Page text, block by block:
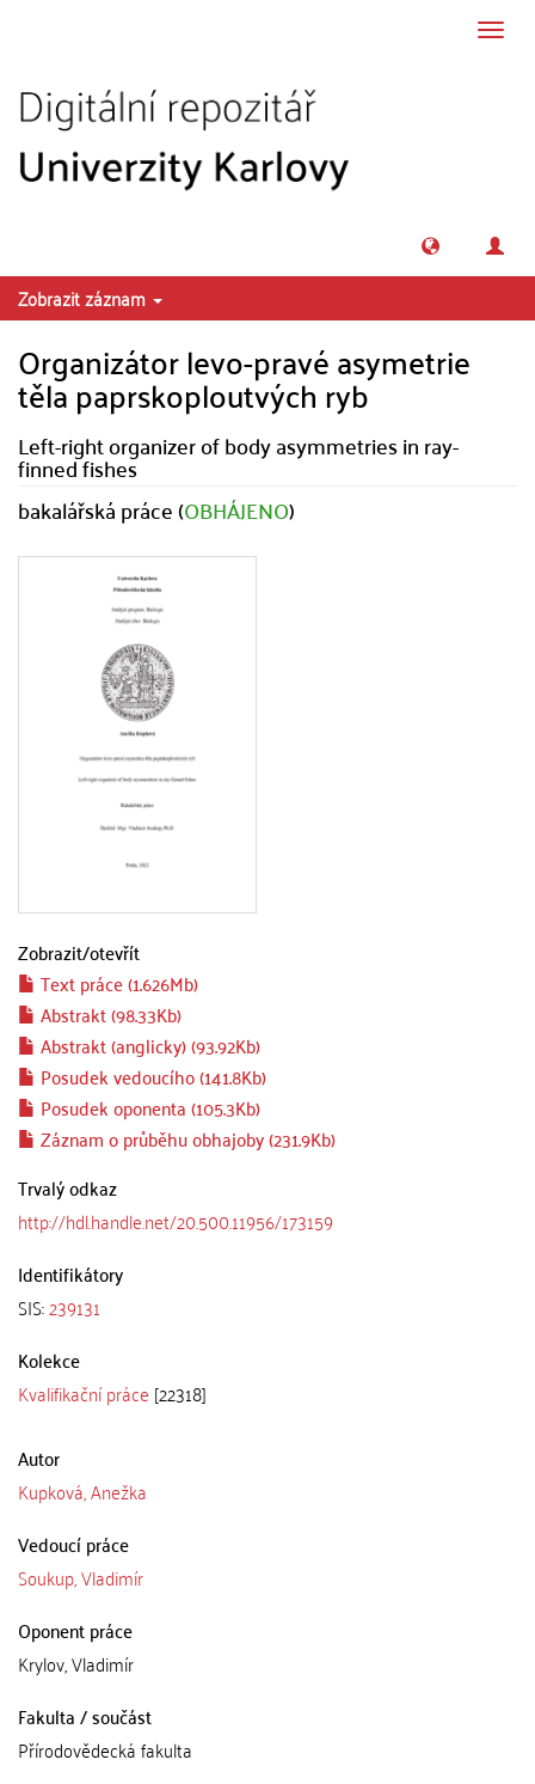
Zobrazit záznam
Organizátor levo-pravé asymetrie
těla paprskoploutvých ryb
Left-right organizer of body asymmetries in ray-
finned fishes
bakalářská práce (OBHÁJENO)
Zobrazit/otevřít
Text práce (1.626Mb)
Abstrakt (98.33Kb)
Abstrakt (anglicky) (93.92Kb)
Posudek vedoucího (141.8Kb)
Posudek oponenta (105.3Kb)
Záznam o průběhu obhajoby (231.9Kb)
Trvalý odkaz
http://hdl.handle.net/20.500.11956/173159
Identifikátory
SIS:239131
Kolekce
Kvalifikační práce [22318]
Autor
Kupková, Anežka
Vedoucí práce
Soukup, Vladimír
Oponent práce
Krylov, Vladimír
Fakulta / součást
Přírodovědecká fakulta